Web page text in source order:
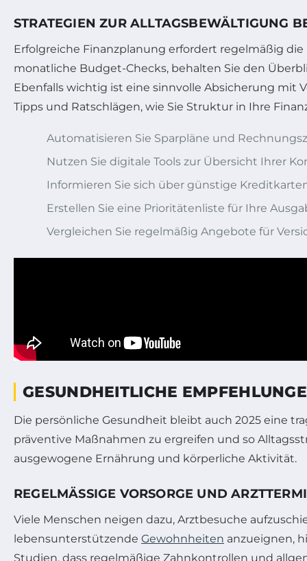
STRATEGIEN ZUR ALLTAGSBEWÄLTIGUNG
Erfolgreiche Finanzplanung erfordert regelmäßig
monatliche Budget-Checks, behalten Sie den
Ebenfalls wichtig ist eine sinnvolle Absicherung mit
Tipps und Ratschlägen, wie Sie Struktur in Ihre
Automatisieren Sie Sparpläne und
Nutzen Sie digitale Tools zur Übersicht Ihrer
Informieren Sie sich über günstige
Erstellen Sie eine Prioritätenliste für Ihre
Vergleichen Sie regelmäßig Angebote für
GESUNDHEITLICHE
Die persönliche Gesundheit bleibt auch 2025 eine
präventive Maßnahmen zu ergreifen und so
ausgewogene Ernährung und körperliche Aktivität.
REGELMÄSSIGE VORSORGE UND
Viele Menschen neigen dazu, Arztbesuche
lebensunterstützende Gewohnheiten anzueignen,
Studien, dass regelmäßige Zahnkontrollen und